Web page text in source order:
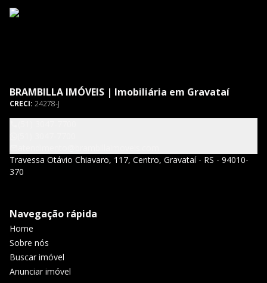
BRAMBILLA IMÓVEIS | Imobiliária em Gravataí
CRECI: 24278-J
Travessa Otávio Chiavaro, 117, Centro, Gravataí - RS - 94010-
370
Navegação rápida
Home
Sobre nós
Buscar imóvel
Anunciar imóvel